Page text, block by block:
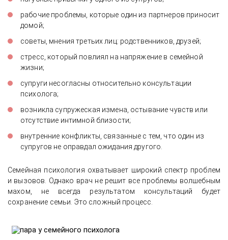
рабочие проблемы, которые один из партнеров приносит
домой;
советы, мнения третьих лиц: родственников, друзей;
стресс, который повлиял на напряжение в семейной
жизни;
супруги несогласны относительно консультации
психолога;
возникла супружеская измена, остывание чувств или
отсутствие интимной близости;
внутренние конфликты, связанные с тем, что один из
супругов не оправдал ожидания другого.
Семейная психология охватывает широкий спектр проблем
и вызовов. Однако врач не решит все проблемы волшебным
махом, не всегда результатом консультаций будет
сохранение семьи. Это сложный процесс.